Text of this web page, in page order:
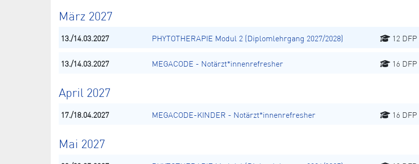
März 2027
13./14.03.2027 PHYTOTHERAPIE Modul 2 (Diplomlehrgang 2027/2028) 12 DFP |
13./14.03.2027 MEGACODE - Notärzt*innenrefresher 16 DFP |
April 2027
17./18.04.2027 MEGACODE-KINDER - Notärzt*innenrefresher 16 DFP |
Mai 2027